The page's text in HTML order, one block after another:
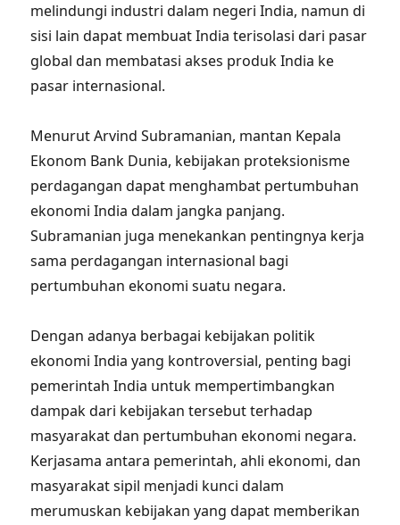
melindungi industri dalam negeri India, namun di
sisi lain dapat membuat India terisolasi dari pasar
global dan membatasi akses produk India ke
pasar internasional.
Menurut Arvind Subramanian, mantan Kepala
Ekonom Bank Dunia, kebijakan proteksionisme
perdagangan dapat menghambat pertumbuhan
ekonomi India dalam jangka panjang.
Subramanian juga menekankan pentingnya kerja
sama perdagangan internasional bagi
pertumbuhan ekonomi suatu negara.
Dengan adanya berbagai kebijakan politik
ekonomi India yang kontroversial, penting bagi
pemerintah India untuk mempertimbangkan
dampak dari kebijakan tersebut terhadap
masyarakat dan pertumbuhan ekonomi negara.
Kerjasama antara pemerintah, ahli ekonomi, dan
masyarakat sipil menjadi kunci dalam
merumuskan kebijakan yang dapat memberikan